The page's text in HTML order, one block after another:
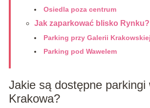
Osiedla poza centrum
Jak zaparkować blisko Rynku?
Parking przy Galerii Krakowskiej
Parking pod Wawelem
Jakie są dostępne parkingi
Krakowa?